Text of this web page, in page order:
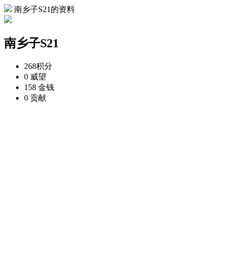
南乡子S21的资料
南乡子S21
268积分
0 威望
158 金钱
0 贡献